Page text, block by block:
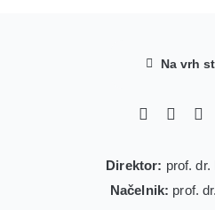
Na vrh
Direktor: prof.
Načelnik: prof.